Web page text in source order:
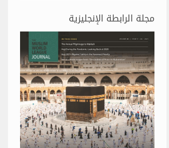
مجلة الرابطة الإنجليزية